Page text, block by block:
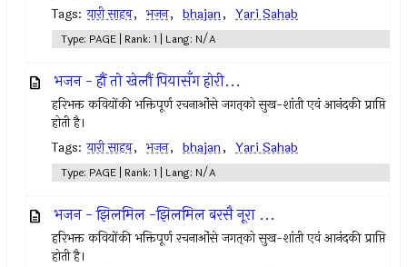
Tags: यारी साहब, भजन, bhajan, Yari Sahab
Type: PAGE | Rank: 1 | Lang: N/A
भजन - हौं तो खेलौं पियासँग होरी...
हरिभक्त कवियोंकी भक्तिपूर्ण रचनाओंसे जगत्‌को सुख-शांती एवं आनंदकी प्राप्ति
होती है।
Tags: यारी साहब, भजन, bhajan, Yari Sahab
Type: PAGE | Rank: 1 | Lang: N/A
भजन - झिलमिल -झिलमिल बरसै नूरा ...
हरिभक्त कवियोंकी भक्तिपूर्ण रचनाओंसे जगत्‌को सुख-शांती एवं आनंदकी प्राप्ति
होती है।